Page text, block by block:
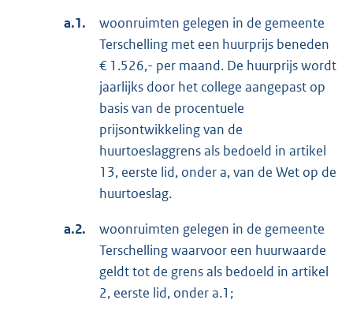
a.1.
woonruimten gelegen in de gemeente
Terschelling met een huurprijs beneden
€ 1.526,- per maand. De huurprijs wordt
jaarlijks door het college aangepast op
basis van de procentuele
prijsontwikkeling van de
huurtoeslaggrens als bedoeld in artikel
13, eerste lid, onder a, van de Wet op de
huurtoeslag.
a.2.
woonruimten gelegen in de gemeente
Terschelling waarvoor een huurwaarde
geldt tot de grens als bedoeld in artikel
2, eerste lid, onder a.1;